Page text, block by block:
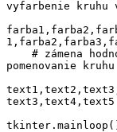
vyfarbenie kruhu
pomenovanie